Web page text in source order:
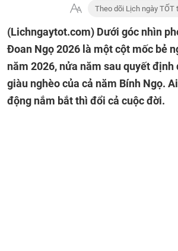
Theo dõi Lịch ngày TỐT
(Lichngaytot.com) Dưới góc nhìn
Đoan Ngọ 2026 là một cột mốc bẻ
năm 2026, nửa năm sau quyết định
giàu nghèo của cả năm Bính Ngọ.
động nắm bắt thì đổi cả cuộc đời.